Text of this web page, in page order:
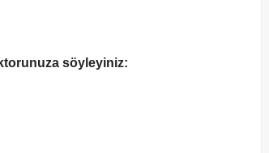
söyleyiniz: